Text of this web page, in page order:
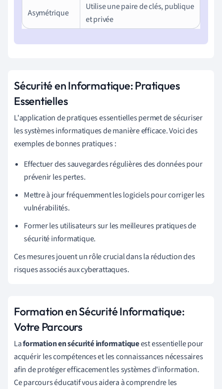
Asymétrique
Utilise une paire de clés, publique
et privée
Sécurité en Informatique: Pratiques
Essentielles
L'application de pratiques essentielles permet de sécuriser
les systèmes informatiques de manière efficace. Voici des
exemples de bonnes pratiques :
Effectuer des sauvegardes régulières des données pour
prévenir les pertes.
Mettre à jour fréquemment les logiciels pour corriger les
vulnérabilités.
Former les utilisateurs sur les meilleures pratiques de
sécurité informatique.
Ces mesures jouent un rôle crucial dans la réduction des
risques associés aux cyberattaques.
Formation en Sécurité Informatique:
Votre Parcours
Laformation en sécurité informatiqueest essentielle pour
acquérir les compétences et les connaissances nécessaires
afin de protéger efficacement les systèmes d'information.
Ce parcours éducatif vous aidera à comprendre les